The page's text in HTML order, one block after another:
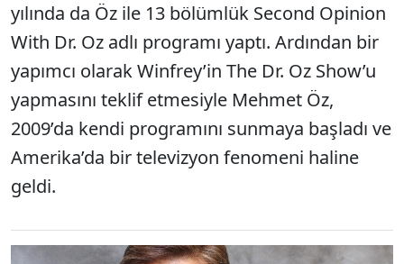
yılında da Öz ile 13 bölümlük Second Opinion
With Dr. Oz adlı programı yaptı. Ardından bir
yapımcı olarak Winfrey’in The Dr. Oz Show’u
yapmasını teklif etmesiyle Mehmet Öz,
2009’da kendi programını sunmaya başladı ve
Amerika’da bir televizyon fenomeni haline
geldi.